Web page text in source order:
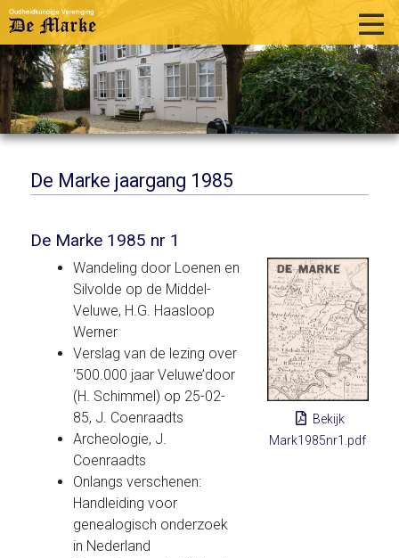
home
historie
activiteiten
contact
De Marke jaargang 1985
De Marke 1985 nr 1
Bekijk
Mark1985nr1.pdf
Wandeling door Loenen en
Silvolde op de Middel-
Veluwe, H.G. Haasloop
Werner
Verslag van de lezing over
‘500.000 jaar Veluwe’door
(H. Schimmel) op 25-02-
85, J. Coenraadts
Archeologie, J.
Coenraadts
Onlangs verschenen:
Handleiding voor
genealogisch onderzoek
in Nederland